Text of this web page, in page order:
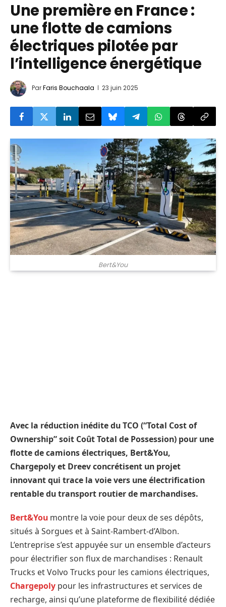
Une première en France :
une flotte de camions
électriques pilotée par
l’intelligence énergétique
ParFaris Bouchaala 23 juin 2025
Bert&You
Avec la réduction inédite du TCO (“Total Cost of
Ownership” soit Coût Total de Possession) pour une
flotte de camions électriques, Bert&You,
Chargepoly et Dreev concrétisent un projet
innovant qui trace la voie vers une électrification
rentable du transport routier de marchandises.
Bert&You montre la voie pour deux de ses dépôts,
situés à Sorgues et à Saint-Rambert-d’Albon.
L’entreprise s’est appuyée sur un ensemble d’acteurs
pour électrifier son flux de marchandises : Renault
Trucks et Volvo Trucks pour les camions électriques,
Chargepoly pour les infrastructures et services de
recharge, ainsi qu’une plateforme de flexibilité dédiée